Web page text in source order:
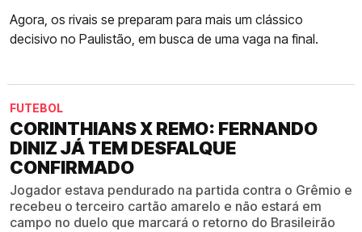
Agora, os rivais se preparam para mais um clássico
decisivo no Paulistão, em busca de uma vaga na final.
FUTEBOL
CORINTHIANS X REMO: FERNANDO
DINIZ JÁ TEM DESFALQUE
CONFIRMADO
Jogador estava pendurado na partida contra o Grêmio e
recebeu o terceiro cartão amarelo e não estará em
campo no duelo que marcará o retorno do Brasileirão